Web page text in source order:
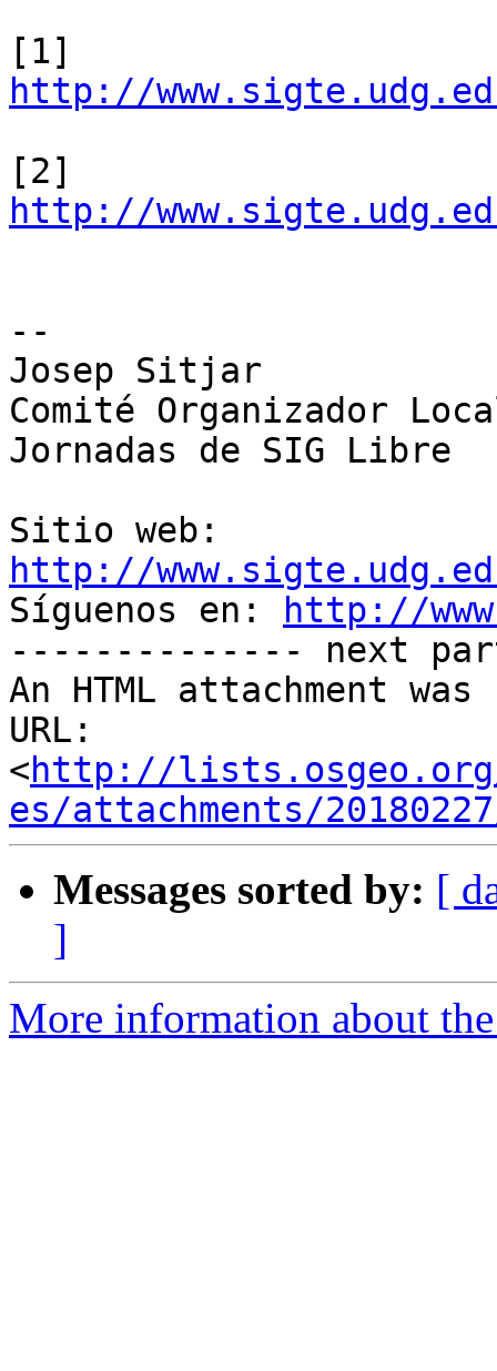
http://
http://
--
Josep Sitjar
Comité Organizador
Jornadas de SIG Libre
http://
Síguenos en:
http://
-------------- next
An HTML attachment
URL:
<http://
es/attachments/
Messages sorted by: [
]
More information about